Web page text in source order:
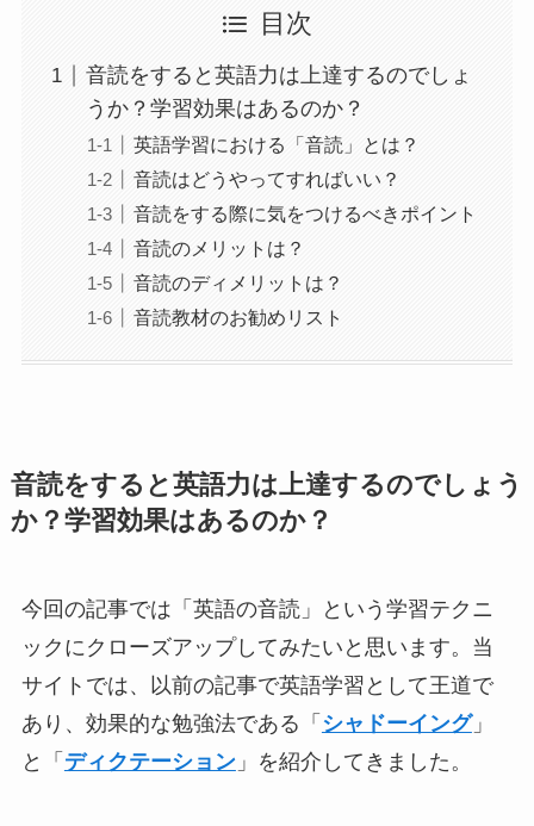
目次
音読をすると英語力は上達するのでしょ
うか？学習効果はあるのか？
英語学習における「音読」とは？
音読はどうやってすればいい？
音読をする際に気をつけるべきポイント
音読のメリットは？
音読のディメリットは？
音読教材のお勧めリスト
音読をすると英語力は上達するのでしょう
か？学習効果はあるのか？
今回の記事では「英語の音読」という学習テクニ
ックにクローズアップしてみたいと思います。当
サイトでは、以前の記事で英語学習として王道で
あり、効果的な勉強法である「 シャドーイング」
と「 ディクテーション」を紹介してきました。